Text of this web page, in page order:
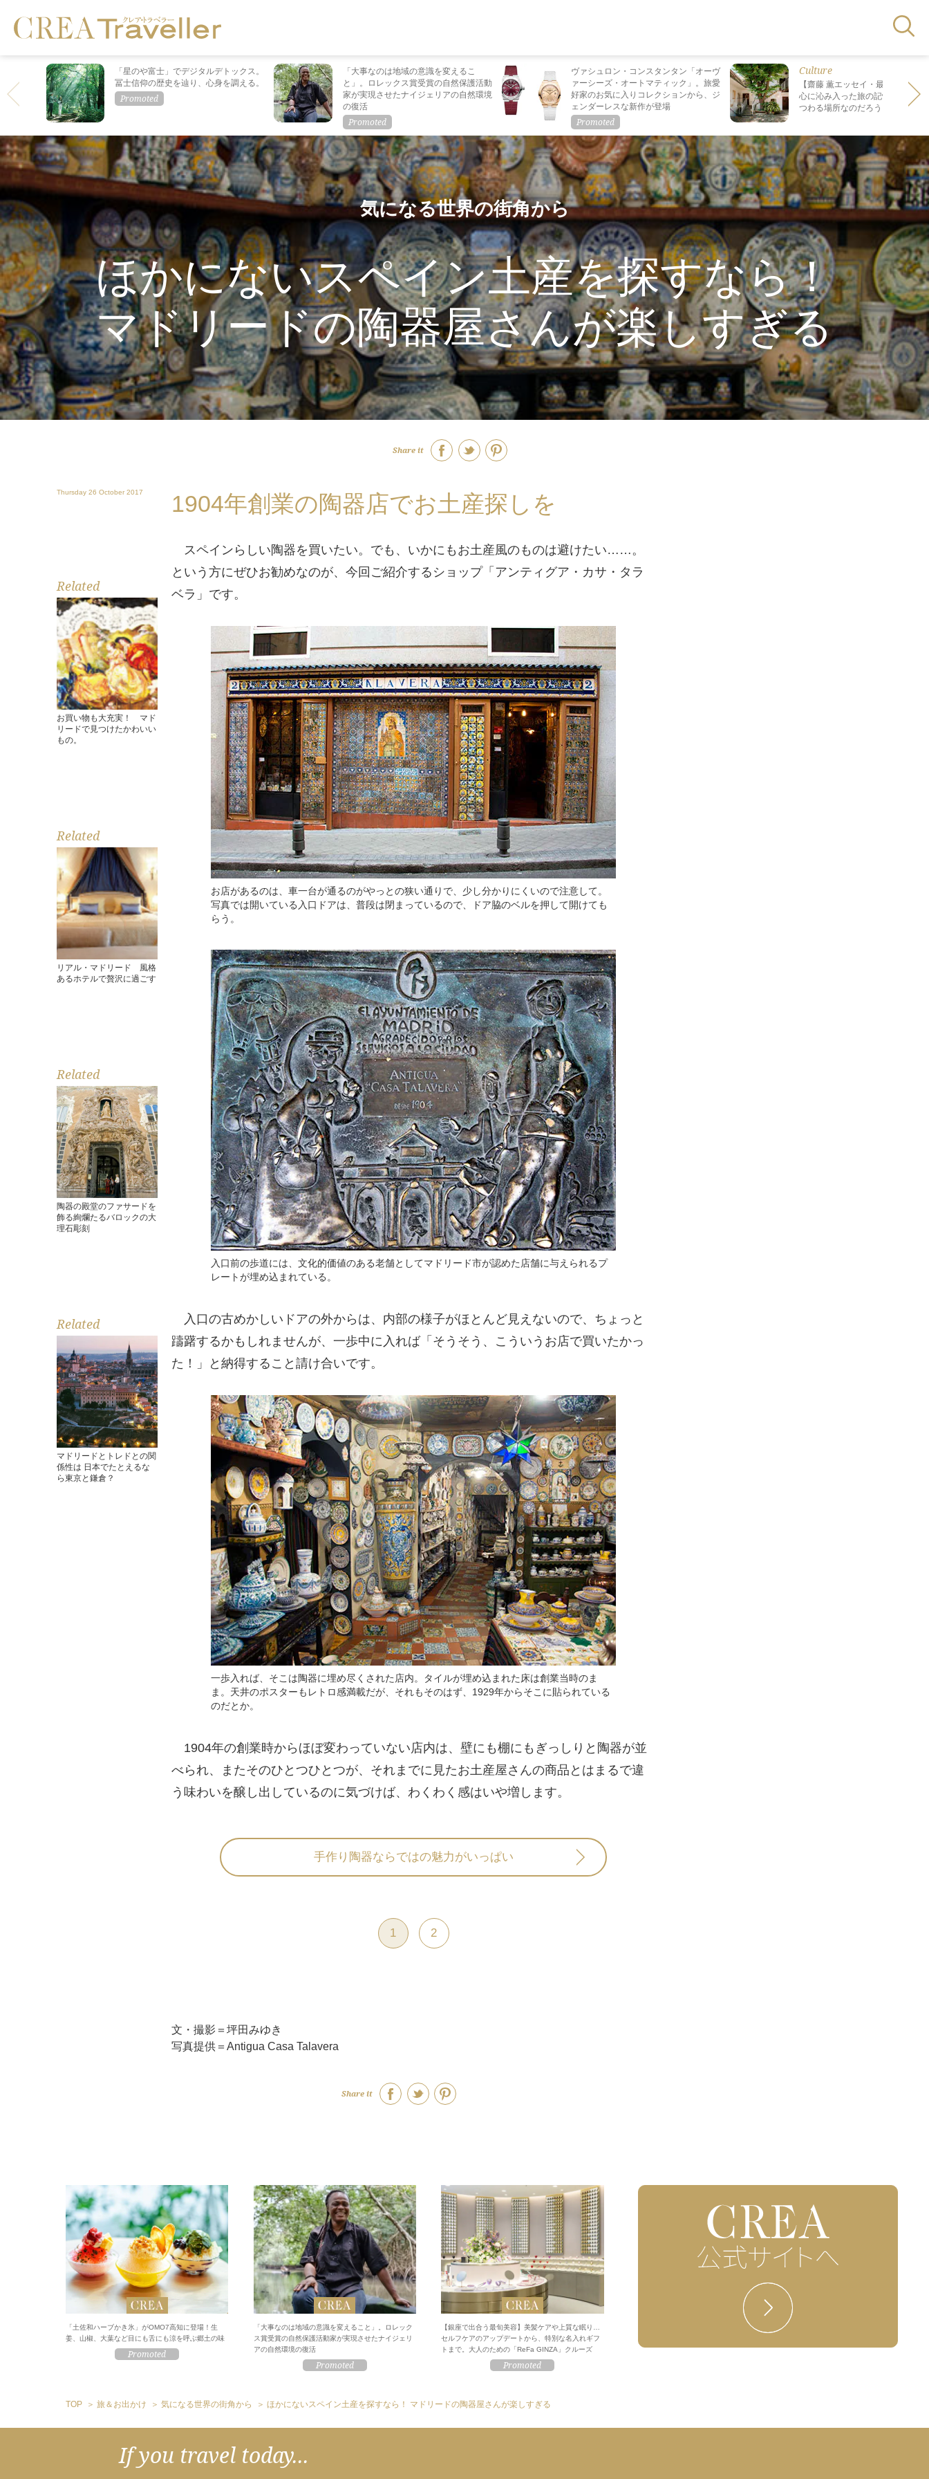
「星のや富士」でデジタルデトックス。
冨士信仰の歴史を辿り、心身を調える。
「大事なのは地域の意識を変えるこ
と」。ロレックス賞受賞の自然保護活動
家が実現させたナイジェリアの自然環境
の復活
ヴァシュロン・コンスタンタン「オーヴ
ァーシーズ・オートマティック」。旅愛
好家のお気に入りコレクションから、ジ
ェンダーレスな新作が登場
Culture
【齋藤 薫エッセイ・最終回】 最
心に沁み入った旅の記憶は なぜ“死
つわる場所なのだろう？
気になる世界の街角から
ほかにないスペイン土産を探すなら！
マドリードの陶器屋さんが楽しすぎる
Share it
Thursday 26 October 2017
Related
お買い物も大充実！ マド
リードで見つけたかわいい
もの。
Related
リアル・マドリード 風格
あるホテルで贅沢に過ごす
Related
陶器の殿堂のファサードを
飾る絢爛たるバロックの大
理石彫刻
Related
マドリードとトレドとの関
係性は 日本でたとえるな
ら東京と鎌倉？
1904年創業の陶器店でお土産探しを
スペインらしい陶器を買いたい。でも、いかにもお土産風のものは避けたい……。
という方にぜひお勧めなのが、今回ご紹介するショップ「アンティグア・カサ・タラ
ベラ」です。
お店があるのは、車一台が通るのがやっとの狭い通りで、少し分かりにくいので注意して。
写真では開いている入口ドアは、普段は閉まっているので、ドア脇のベルを押して開けても
らう。
入口前の歩道には、文化的価値のある老舗としてマドリード市が認めた店舗に与えられるプ
レートが埋め込まれている。
入口の古めかしいドアの外からは、内部の様子がほとんど見えないので、ちょっと
躊躇するかもしれませんが、一歩中に入れば「そうそう、こういうお店で買いたかっ
た！」と納得すること請け合いです。
一歩入れば、そこは陶器に埋め尽くされた店内。タイルが埋め込まれた床は創業当時のま
ま。天井のポスターもレトロ感満載だが、それもそのはず、1929年からそこに貼られている
のだとか。
1904年の創業時からほぼ変わっていない店内は、壁にも棚にもぎっしりと陶器が並
べられ、またそのひとつひとつが、それまでに見たお土産屋さんの商品とはまるで違
う味わいを醸し出しているのに気づけば、わくわく感はいや増します。
手作り陶器ならではの魅力がいっぱい
1 2
文・撮影＝坪田みゆき
写真提供＝Antigua Casa Talavera
Share it
「土佐和ハーブかき氷」がOMO7高知に登場！生
姜、山椒、大葉など目にも舌にも涼を呼ぶ郷土の味
「大事なのは地域の意識を変えること」。ロレック
ス賞受賞の自然保護活動家が実現させたナイジェリ
アの自然環境の復活
【銀座で出合う最旬美容】美髪ケアや上質な眠り…
セルフケアのアップデートから、特別な名入れギフ
トまで。大人のための「ReFa GINZA」クルーズ
TOP 旅＆お出かけ 気になる世界の街角から ほかにないスペイン土産を探すなら！ マドリードの陶器屋さんが楽しすぎる
If you travel today...